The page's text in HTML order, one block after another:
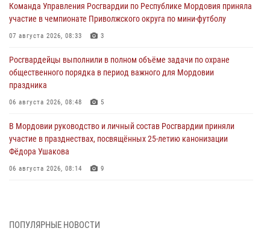
Команда Управления Росгвардии по Республике Мордовия приняла
участие в чемпионате Приволжского округа по мини-футболу
07 августа 2026, 08:33 3
Росгвардейцы выполнили в полном объёме задачи по охране
общественного порядка в период важного для Мордовии
праздника
06 августа 2026, 08:48 5
В Мордовии руководство и личный состав Росгвардии приняли
участие в празднествах, посвящённых 25-летию канонизации
Фёдора Ушакова
06 августа 2026, 08:14 9
06 августа 2026, 07:03
ПОПУЛЯРНЫЕ НОВОСТИ